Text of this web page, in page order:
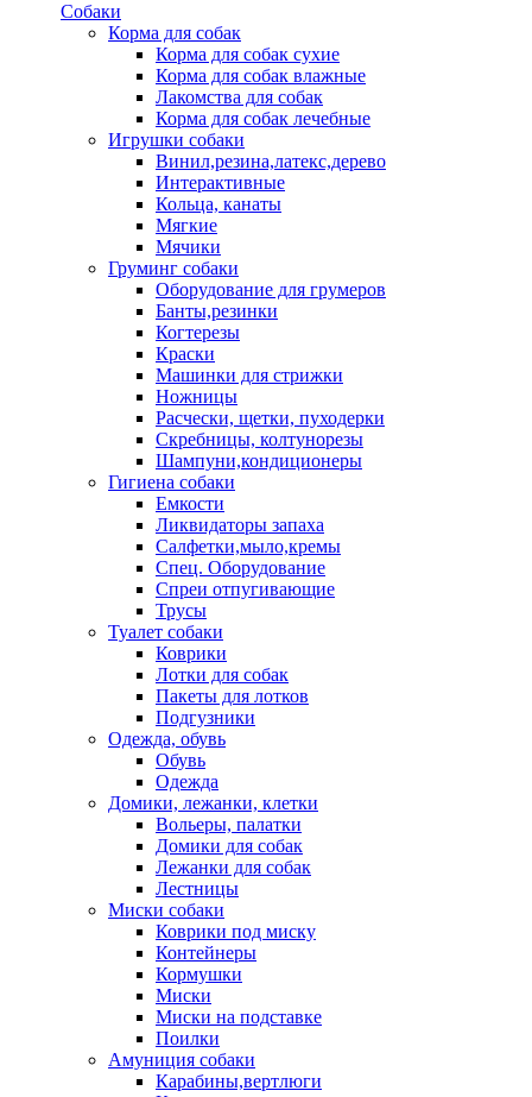
Собаки
Корма для собак
Корма для собак сухие
Корма для собак влажные
Лакомства для собак
Корма для собак лечебные
Игрушки собаки
Винил,резина,латекс,дерево
Интерактивные
Кольца, канаты
Мягкие
Мячики
Груминг собаки
Оборудование для грумеров
Банты,резинки
Когтерезы
Краски
Машинки для стрижки
Ножницы
Расчески, щетки, пуходерки
Скребницы, колтунорезы
Шампуни,кондиционеры
Гигиена собаки
Емкости
Ликвидаторы запаха
Салфетки,мыло,кремы
Спец. Оборудование
Спреи отпугивающие
Трусы
Туалет собаки
Коврики
Лотки для собак
Пакеты для лотков
Подгузники
Одежда, обувь
Обувь
Одежда
Домики, лежанки, клетки
Вольеры, палатки
Домики для собак
Лежанки для собак
Лестницы
Миски собаки
Коврики под миску
Контейнеры
Кормушки
Миски
Миски на подставке
Поилки
Амуниция собаки
Карабины,вертлюги